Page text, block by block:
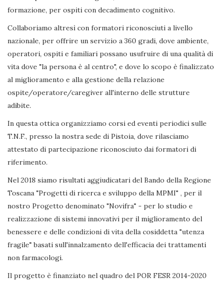
formazione, per ospiti con decadimento cognitivo.
Collaboriamo altresì con formatori riconosciuti a livello
nazionale, per offrire un servizio a 360 gradi, dove ambiente,
operatori, ospiti e familiari possano usufruire di una qualità di
vita dove "la persona è al centro", e dove lo scopo è finalizzato
al miglioramento e alla gestione della relazione
ospite/operatore/caregiver all'interno delle strutture
adibite.
In questa ottica organizziamo corsi ed eventi periodici sulle
T.N.F., presso la nostra sede di Pistoia, dove rilasciamo
attestato di partecipazione riconosciuto dai formatori di
riferimento.
Nel 2018 siamo risultati aggiudicatari del Bando della Regione
Toscana "Progetti di ricerca e sviluppo della MPMI" , per il
nostro Progetto denominato "Novifra" - per lo studio e
realizzazione di sistemi innovativi per il miglioramento del
benessere e delle condizioni di vita della cosiddetta "utenza
fragile" basati sull'innalzamento dell'efficacia dei trattamenti
non farmacologi.
Il progetto è finanziato nel quadro del POR FESR 2014-2020